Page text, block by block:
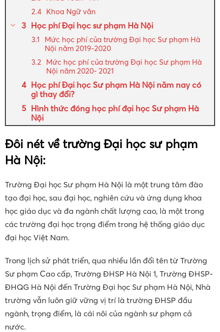
Khoa Ngữ văn
Học phí Đại học sư phạm Hà Nội
Mức học phí của trường Đại học Sư phạm Hà
Nội năm 2019-2020
Mức học phí của trường Đại học Sư phạm Hà
Nội năm 2020- 2021
Học phí Đại học Sư phạm Hà Nội năm nay có
gì thay đổi?
Hình thức đóng học phí đại học Sư phạm Hà
Nội
Đôi nét về trường Đại học sư phạm
Hà Nội:
Trường Đại học Sư phạm Hà Nội là một trung tâm đào
tạo đại học, sau đại học, nghiên cứu và ứng dụng khoa
học giáo dục và đa ngành chất lượng cao, là một trong
các trường đại học trọng điểm trong hệ thống giáo dục
đại học Việt Nam.
Trong lịch sử phát triển, qua nhiều lần đổi tên từ Trường
Sư phạm Cao cấp, Trường ĐHSP Hà Nội 1, Trường ĐHSP-
ĐHQG Hà Nội đến Trường Đại học Sư phạm Hà Nội, Nhà
trường vẫn luôn giữ vững vị trí là trường ĐHSP đầu
ngành, trọng điểm, là cái nôi của ngành sư phạm cả
nước.